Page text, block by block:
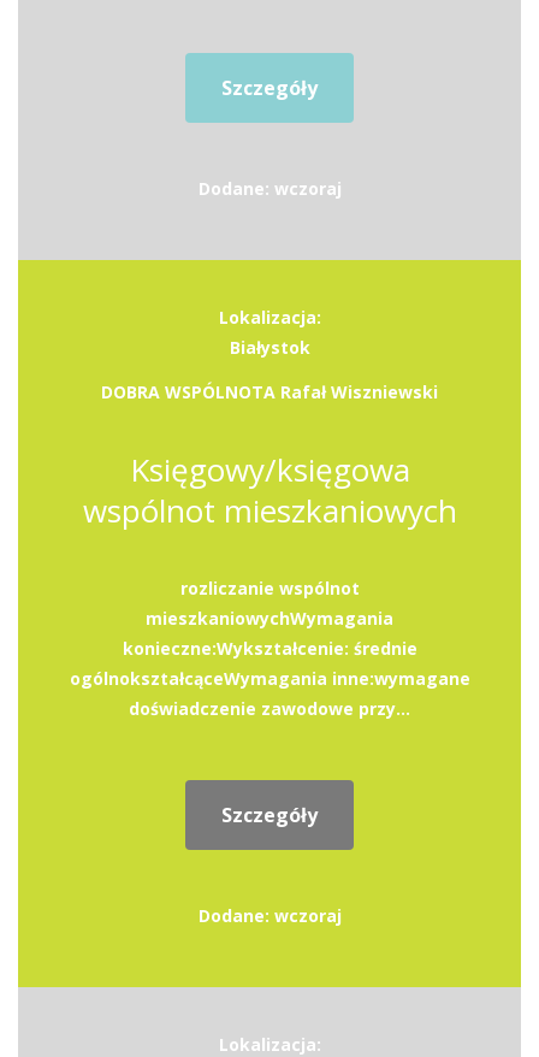
Szczegóły
Dodane: wczoraj
Lokalizacja:
Białystok
DOBRA WSPÓLNOTA Rafał Wiszniewski
Księgowy/księgowa
wspólnot mieszkaniowych
rozliczanie wspólnot
mieszkaniowychWymagania
konieczne:Wykształcenie: średnie
ogólnokształcąceWymagania inne:wymagane
doświadczenie zawodowe przy...
Szczegóły
Dodane: wczoraj
Lokalizacja: